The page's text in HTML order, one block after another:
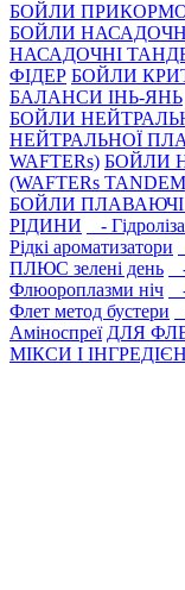
БОЙЛИ
БОЙЛИ
НАСАДОЧНІ
ФIДЕР БОЙЛИ
БАЛАНСИ ІНЬ-ЯНЬ
БОЙЛИ
НЕЙТРАЛЬНОЇ
WAFTERs) БОЙЛИ
(WAFTERs
БОЙЛИ ПЛАВАЮЧI
РIДИНИ
-
Рідкі ароматизатори
ПЛЮС зелені день
Флюороплазми ніч
Флет метод бустери
Амiноспреї ДЛЯ
МІКСИ І